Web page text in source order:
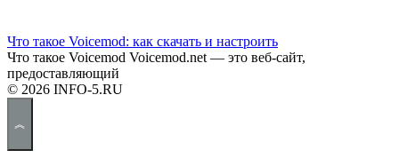
Что такое Voicemod: как скачать и настроить
Что такое Voicemod Voicemod.net — это веб-сайт,
предоставляющий
© 2026 INFO-5.RU